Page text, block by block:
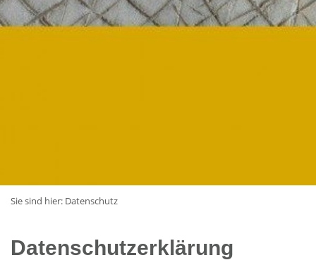
Sie sind hier: Datenschutz
Datenschutzerklärung